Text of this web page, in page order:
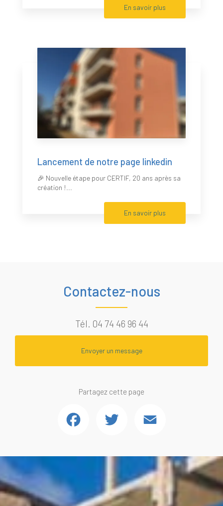
En savoir plus
Lancement de notre page linkedin
🎉 Nouvelle étape pour CERTIF, 20 ans après sa
création !...
En savoir plus
Contactez-nous
Tél. 04 74 46 96 44
Envoyer un message
Partagez cette page